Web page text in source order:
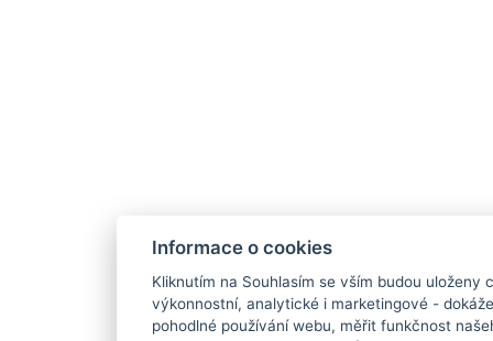
Informace o cookies
Kliknutím na Souhlasím se vším budou uloženy
výkonnostní, analytické i marketingové -
pohodlné používání webu, měřit funkčnost